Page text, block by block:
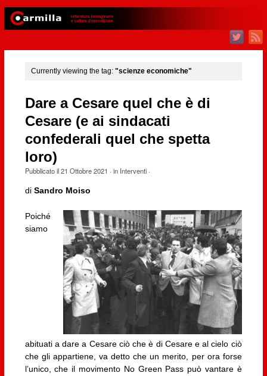
Currently viewing the tag: "scienze economiche"
Dare a Cesare quel che è di
Cesare (e ai sindacati
confederali quel che spetta
loro)
Pubblicato il21 Ottobre 2021 · in Interventi·
di Sandro Moiso
Poiché
siamo
abituati a dare a Cesare ciò che è di Cesare e al cielo ciò
che gli appartiene, va detto che un merito, per ora forse
l’unico, che il movimento No Green Pass può vantare è